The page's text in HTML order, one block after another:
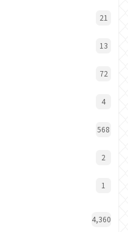
21
13
72
4
568
2
1
4,360